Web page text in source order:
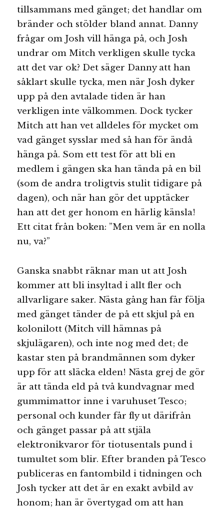
tillsammans med gänget; det handlar om
bränder och stölder bland annat. Danny
frågar om Josh vill hänga på, och Josh
undrar om Mitch verkligen skulle tycka
att det var ok? Det säger Danny att han
såklart skulle tycka, men när Josh dyker
upp på den avtalade tiden är han
verkligen inte välkommen. Dock tycker
Mitch att han vet alldeles för mycket om
vad gänget sysslar med så han för ändå
hänga på. Som ett test för att bli en
medlem i gängen ska han tända på en bil
(som de andra troligtvis stulit tidigare på
dagen), och när han gör det upptäcker
han att det ger honom en härlig känsla!
Ett citat från boken: ”Men vem är en nolla
nu, va?”
Ganska snabbt räknar man ut att Josh
kommer att bli insyltad i allt fler och
allvarligare saker. Nästa gång han får följa
med gänget tänder de på ett skjul på en
kolonilott (Mitch vill hämnas på
skjulägaren), och inte nog med det; de
kastar sten på brandmännen som dyker
upp för att släcka elden! Nästa grej de gör
är att tända eld på två kundvagnar med
gummimattor inne i varuhuset Tesco;
personal och kunder får fly ut därifrån
och gänget passar på att stjäla
elektronikvaror för tiotusentals pund i
tumultet som blir. Efter branden på Tesco
publiceras en fantombild i tidningen och
Josh tycker att det är en exakt avbild av
honom; han är övertygad om att han